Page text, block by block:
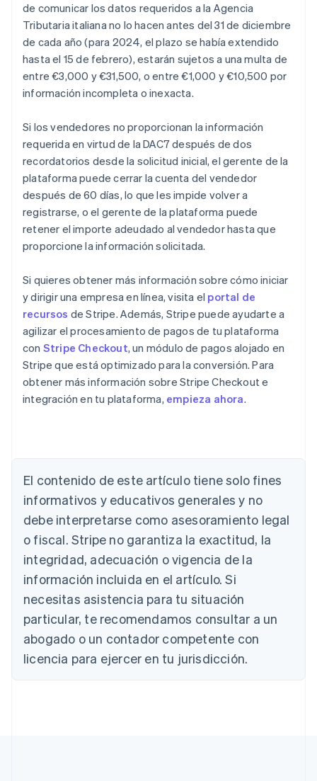
de comunicar los datos requeridos a la Agencia
Tributaria italiana no lo hacen antes del 31 de diciembre
de cada año (para 2024, el plazo se había extendido
hasta el 15 de febrero), estarán sujetos a una multa de
entre €3,000 y €31,500, o entre €1,000 y €10,500 por
información incompleta o inexacta.
Si los vendedores no proporcionan la información
requerida en virtud de la DAC7 después de dos
recordatorios desde la solicitud inicial, el gerente de la
plataforma puede cerrar la cuenta del vendedor
después de 60 días, lo que les impide volver a
registrarse, o el gerente de la plataforma puede
retener el importe adeudado al vendedor hasta que
proporcione la información solicitada.
Si quieres obtener más información sobre cómo iniciar
y dirigir una empresa en línea, visita el portal de
recursos de Stripe. Además, Stripe puede ayudarte a
agilizar el procesamiento de pagos de tu plataforma
con Stripe Checkout, un módulo de pagos alojado en
Stripe que está optimizado para la conversión. Para
obtener más información sobre Stripe Checkout e
integración en tu plataforma, empieza ahora.
El contenido de este artículo tiene solo fines
informativos y educativos generales y no
debe interpretarse como asesoramiento legal
o fiscal. Stripe no garantiza la exactitud, la
integridad, adecuación o vigencia de la
información incluida en el artículo. Si
necesitas asistencia para tu situación
particular, te recomendamos consultar a un
abogado o un contador competente con
licencia para ejercer en tu jurisdicción.
DeutschEnglish
English
Austria
DeutschEnglish
Bélgica
Nederlands FrançaisDeutschEnglish
Brasil
Bulgaria
English
Canadá
EnglishFrançais
China continental